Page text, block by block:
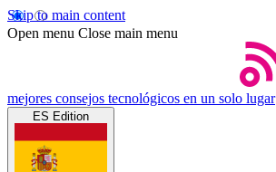
Skip to main content
Open menu Close main menu
mejores consejos tecnológicos en un solo lugar
ES Edition